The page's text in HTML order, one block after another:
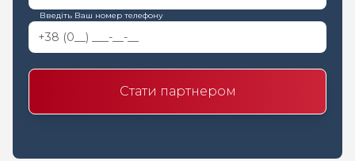
Введіть Ваш номер телефону
Стати партнером